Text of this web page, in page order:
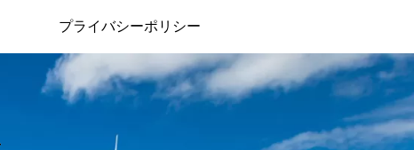
プライバシーポリシー